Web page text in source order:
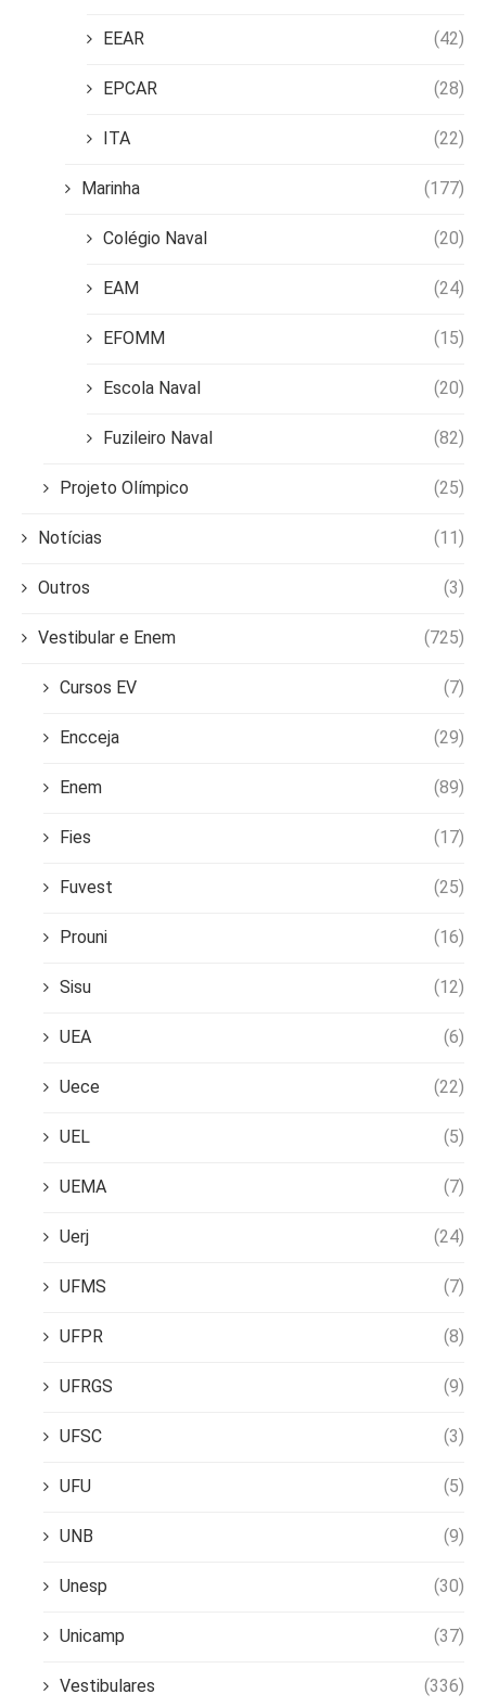
EEAR (42)
EPCAR (28)
ITA (22)
Marinha (177)
Colégio Naval (20)
EAM (24)
EFOMM (15)
Escola Naval (20)
Fuzileiro Naval (82)
Projeto Olímpico (25)
Notícias (11)
Outros (3)
Vestibular e Enem (725)
Cursos EV (7)
Encceja (29)
Enem (89)
Fies (17)
Fuvest (25)
Prouni (16)
Sisu (12)
UEA (6)
Uece (22)
UEL (5)
UEMA (7)
Uerj (24)
UFMS (7)
UFPR (8)
UFRGS (9)
UFSC (3)
UFU (5)
UNB (9)
Unesp (30)
Unicamp (37)
Vestibulares (336)